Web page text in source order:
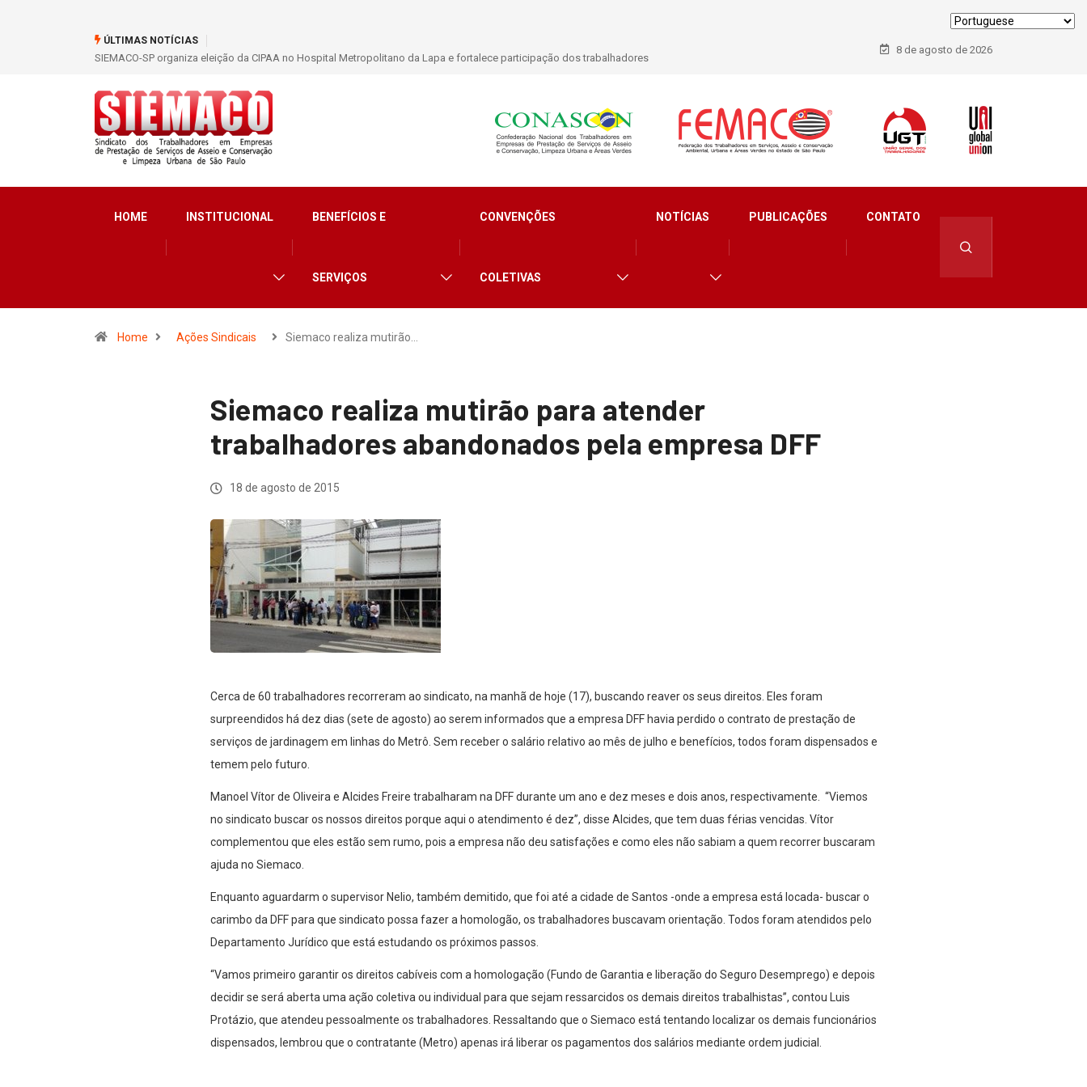
ÚLTIMAS NOTÍCIAS
SIEMACO-SP organiza eleição da CIPAA no Hospital Metropolitano da Lapa e fortalece participação dos trabalhadores
8 de agosto de 2026
HOME INSTITUCIONAL BENEFÍCIOS E
SERVIÇOS
CONVENÇÕES
COLETIVAS
NOTÍCIAS PUBLICAÇÕES CONTATO
Home Ações Sindicais Siemaco realiza mutirão…
Siemaco realiza mutirão para atender
trabalhadores abandonados pela empresa DFF
18 de agosto de 2015
Cerca de 60 trabalhadores recorreram ao sindicato, na manhã de hoje (17), buscando reaver os seus direitos. Eles foram
surpreendidos há dez dias (sete de agosto) ao serem informados que a empresa DFF havia perdido o contrato de prestação de
serviços de jardinagem em linhas do Metrô. Sem receber o salário relativo ao mês de julho e benefícios, todos foram dispensados e
temem pelo futuro.
Manoel Vítor de Oliveira e Alcides Freire trabalharam na DFF durante um ano e dez meses e dois anos, respectivamente. “Viemos
no sindicato buscar os nossos direitos porque aqui o atendimento é dez”, disse Alcides, que tem duas férias vencidas. Vítor
complementou que eles estão sem rumo, pois a empresa não deu satisfações e como eles não sabiam a quem recorrer buscaram
ajuda no Siemaco.
Enquanto aguardarm o supervisor Nelio, também demitido, que foi até a cidade de Santos -onde a empresa está locada- buscar o
carimbo da DFF para que sindicato possa fazer a homologão, os trabalhadores buscavam orientação. Todos foram atendidos pelo
Departamento Jurídico que está estudando os próximos passos.
“Vamos primeiro garantir os direitos cabíveis com a homologação (Fundo de Garantia e liberação do Seguro Desemprego) e depois
decidir se será aberta uma ação coletiva ou individual para que sejam ressarcidos os demais direitos trabalhistas”, contou Luis
Protázio, que atendeu pessoalmente os trabalhadores. Ressaltando que o Siemaco está tentando localizar os demais funcionários
dispensados, lembrou que o contratante (Metro) apenas irá liberar os pagamentos dos salários mediante ordem judicial.